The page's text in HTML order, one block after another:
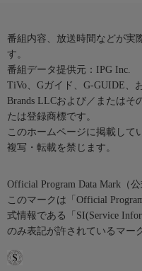
番組内容、放送時間などが実
す。
番組データ提供元：IPG Inc.
TiVo、Gガイド、G-GUIDE、
Brands LLCおよび／またはそ
たは登録商標です。
このホームページに掲載して
複写・転載を禁じます。
Official Program Data Mark（
このマークは「Official
式情報である「SI(Service
のみ表記が許されているマー